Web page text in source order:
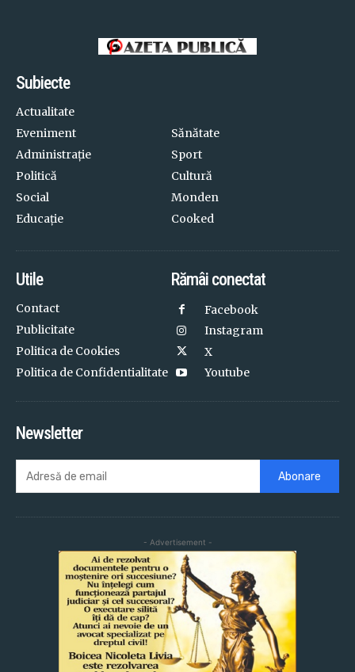
Subiecte
Actualitate
Eveniment
Administrație
Politică
Social
Educație
Sănătate
Sport
Cultură
Monden
Cooked
Utile
Contact
Publicitate
Politica de Cookies
Politica de Confidentialitate
Rămâi conectat
Facebook
Instagram
X
Youtube
Newsletter
Abonare
- Advertisement -